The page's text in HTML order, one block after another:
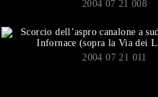
2004 07 21 008
2004 07 21 011